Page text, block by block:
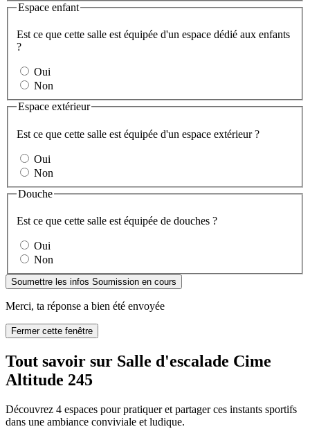
Espace enfant
Est ce que cette salle est équipée d'un espace dédié aux enfants
?
Oui
Non
Espace extérieur
Est ce que cette salle est équipée d'un espace extérieur ?
Oui
Non
Douche
Est ce que cette salle est équipée de douches ?
Oui
Non
Soumettre les infos Soumission en cours
Merci, ta réponse a bien été envoyée
Fermer cette fenêtre
Tout savoir sur Salle d'escalade Cime
Altitude 245
Découvrez 4 espaces pour pratiquer et partager ces instants sportifs
dans une ambiance conviviale et ludique.